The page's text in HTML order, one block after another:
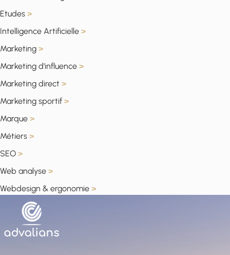
Etudes >
Intelligence Artificielle >
Marketing >
Marketing d'influence >
Marketing direct >
Marketing sportif >
Marque >
Métiers >
SEO >
Web analyse >
Webdesign & ergonomie >